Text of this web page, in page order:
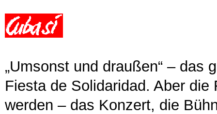
„Umsonst und draußen“ – das
Fiesta de Solidaridad. Aber
werden – das Konzert, die